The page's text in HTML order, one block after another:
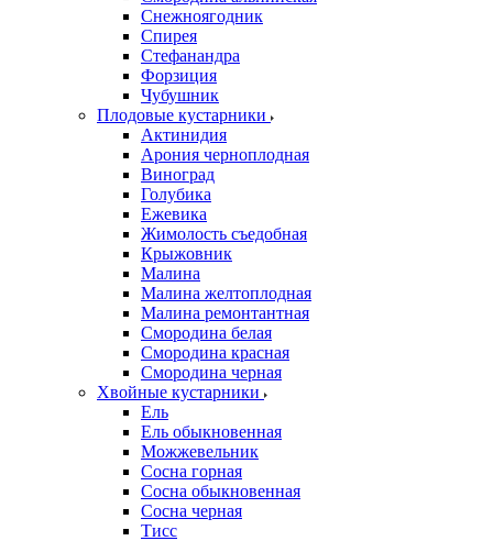
Снежноягодник
Спирея
Стефанандра
Форзиция
Чубушник
Плодовые кустарники
Актинидия
Арония черноплодная
Виноград
Голубика
Ежевика
Жимолость съедобная
Крыжовник
Малина
Малина желтоплодная
Малина ремонтантная
Смородина белая
Смородина красная
Смородина черная
Хвойные кустарники
Ель
Ель обыкновенная
Можжевельник
Сосна горная
Сосна обыкновенная
Сосна черная
Тисс